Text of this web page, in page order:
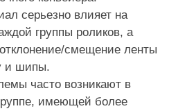
серьезно влияет на
группы роликов, а
смещение ленты
и шипы.
часто возникают в
имеющей более